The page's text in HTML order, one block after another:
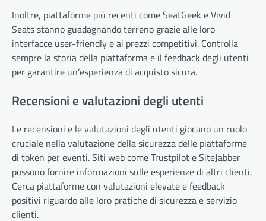
Inoltre, piattaforme più recenti come SeatGeek e Vivid
Seats stanno guadagnando terreno grazie alle loro
interfacce user-friendly e ai prezzi competitivi. Controlla
sempre la storia della piattaforma e il feedback degli utenti
per garantire un’esperienza di acquisto sicura.
Recensioni e valutazioni degli utenti
Le recensioni e le valutazioni degli utenti giocano un ruolo
cruciale nella valutazione della sicurezza delle piattaforme
di token per eventi. Siti web come Trustpilot e SiteJabber
possono fornire informazioni sulle esperienze di altri clienti.
Cerca piattaforme con valutazioni elevate e feedback
positivi riguardo alle loro pratiche di sicurezza e servizio
clienti.